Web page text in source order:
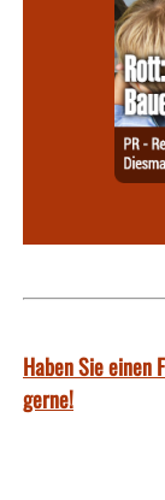
Haben Sie einen
gerne!